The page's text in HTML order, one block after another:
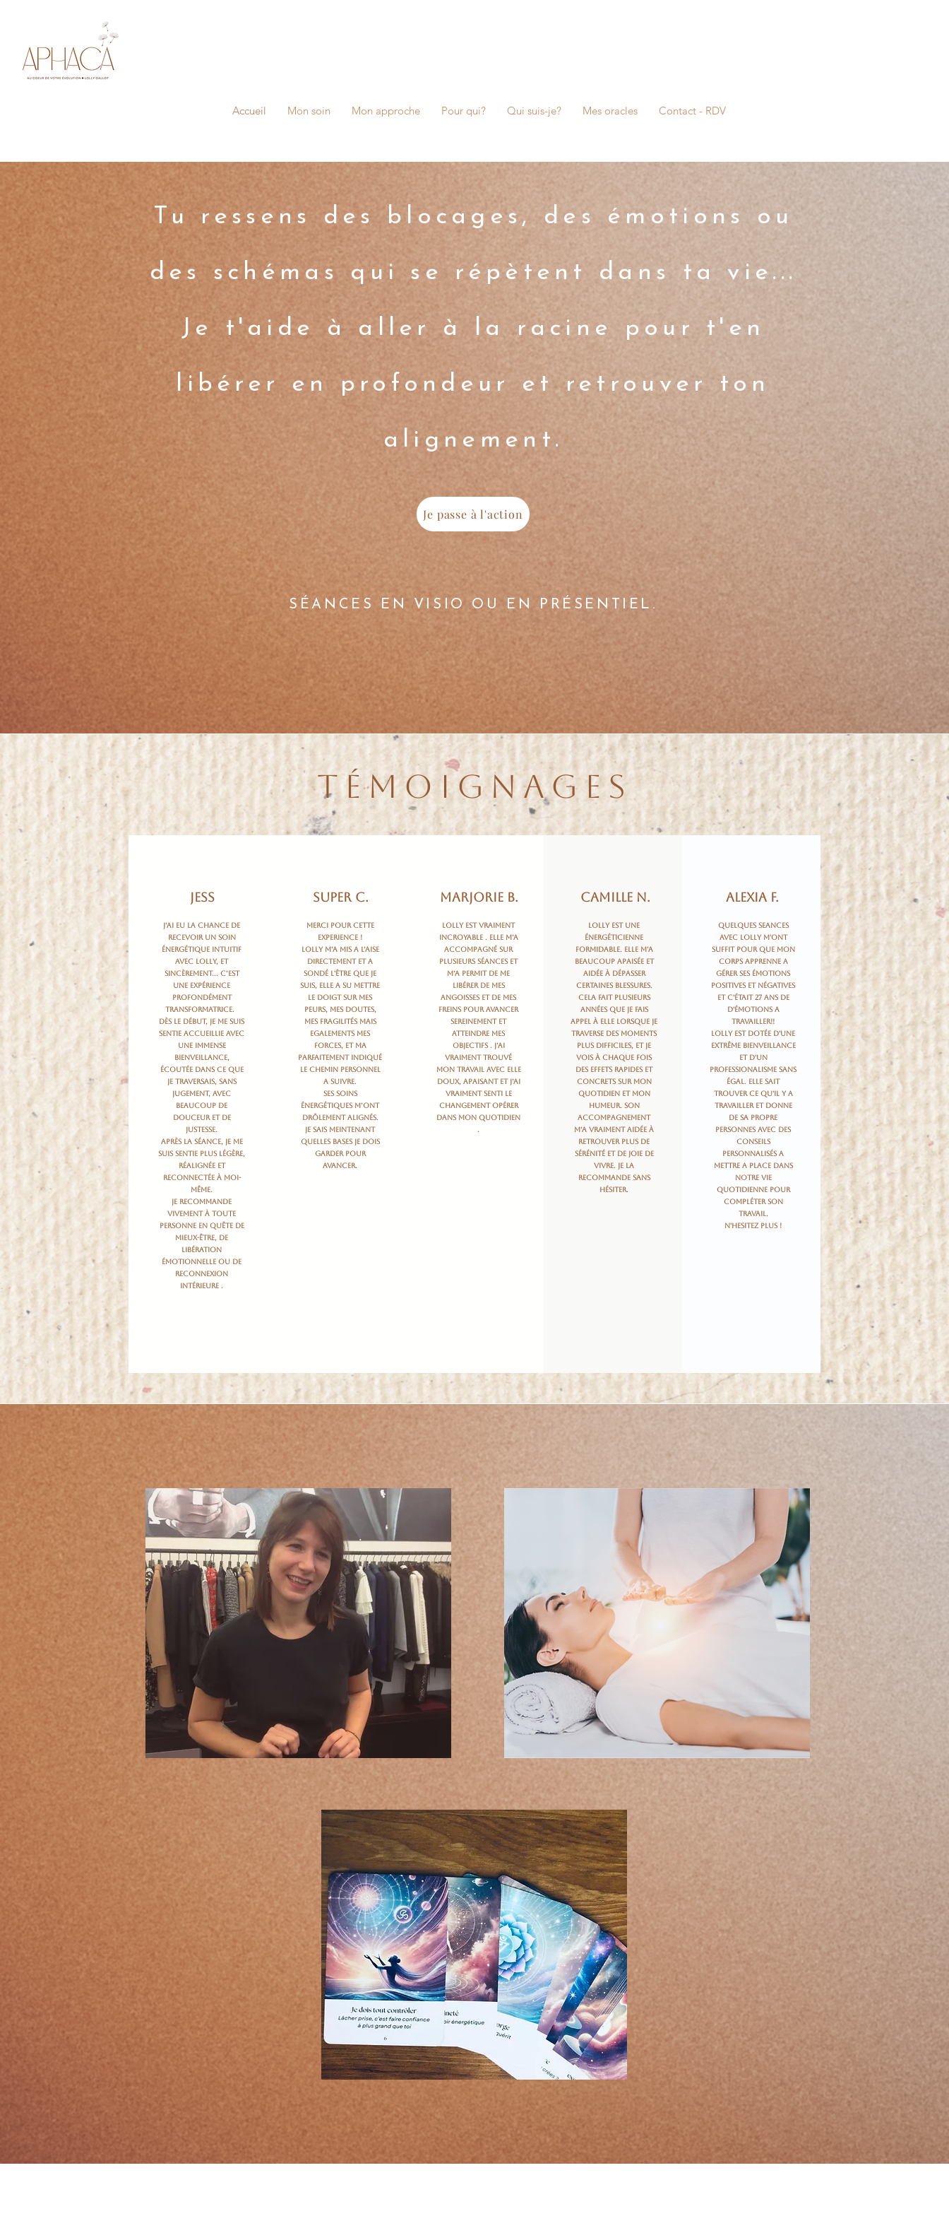
Accueil Mon soin Mon approche Pour qui? Qui suis-je? Mes oracles Contact - RDV
Tu ressens des blocages, des émotions ou
des schémas qui se répètent dans ta vie...
Je t'aide à aller à la racine pour t'en
libérer en profondeur et retrouver ton
alignement.
SÉANCES EN VISIO OU EN PRÉSENTIEL.
Je passe à l'action
TÉMOIGNAGES
Jess
J’ai eu la chance de
recevoir un soin
énergétique intuitif
avec Lolly, et
sincèrement… c’est
une expérience
profondément
transformatrice.
Dès le début, je me suis
sentie accueillie avec
une immense
bienveillance,
écoutée dans ce que
je traversais, sans
jugement, avec
beaucoup de
douceur et de
justesse.
Après la séance, je me
suis sentie plus légère,
réalignée et
reconnectée à moi-
même.
Je recommande
vivement à toute
personne en quête de
mieux-être, de
libération
émotionnelle ou de
reconnexion
intérieure .
Super C.
Merci pour cette
experience !
Lolly m’a mis a l’aise
directement et a
sondé l'être que je
suis, elle a su mettre
le doigt sur mes
peurs, mes doutes,
mes fragilités mais
egalements mes
forces, et ma
parfaitement indiqué
le chemin personnel
a suivre.
Ses soins
énergétiques m’ont
drôlement alignés.
Je sais meintenant
quelles bases je dois
garder pour
avancer.
Marjorie B.
Lolly est vraiment
incroyable . Elle m’a
accompagné sur
plusieurs séances et
m’a permit de me
libérer de mes
angoisses et de mes
freins pour avancer
sereinement et
atteindre mes
objectifs . J’ai
vraiment trouvé
mon travail avec elle
doux, apaisant et j’ai
vraiment senti le
changement opérer
dans mon quotidien
.
Camille N.
Lolly est une
énergéticienne
formidable. Elle m’a
beaucoup apaisée et
aidée à dépasser
certaines blessures.
Cela fait plusieurs
années que je fais
appel à elle lorsque je
traverse des moments
plus difficiles, et je
vois à chaque fois
des effets rapides et
concrets sur mon
quotidien et mon
humeur. Son
accompagnement
m’a vraiment aidée à
retrouver plus de
sérénité et de joie de
vivre. Je la
recommande sans
hésiter.
Alexia F.
Quelques seances
avec Lolly m'ont
suffit pour que mon
corps apprenne a
gérer ses émotions
positives et négatives
et c'était 27 ans de
d'émotions a
travailler!!
Lolly est dotée d'une
extrême bienveillance
et d'un
professionalisme sans
égal. Elle sait
trouver ce qu'il y a
travailler et donne
de sa propre
personnes avec des
conseils
personnalisés a
mettre a place dans
notre vie
quotidienne pour
compléter son
travail.
N'hesitez plus !